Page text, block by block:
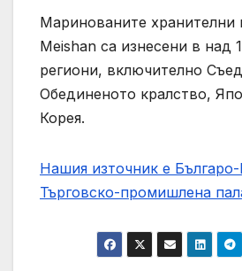
Маринованите хранителни
Meishan са изнесени в над
региони, включително
Обединеното кралство,
Корея.
Нашия източник е
Търговско-промишлена